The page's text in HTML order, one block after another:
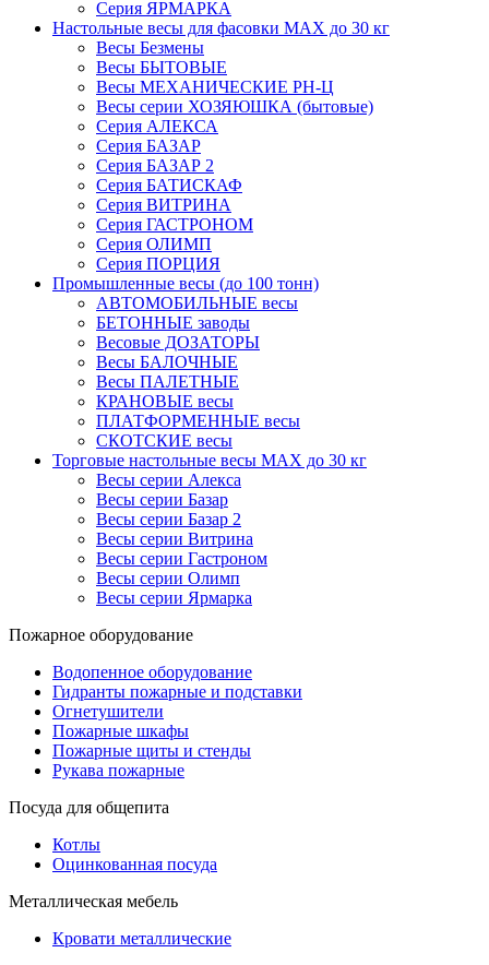
Серия ЯРМАРКА
Настольные весы для фасовки MAX до 30 кг
Весы Безмены
Весы БЫТОВЫЕ
Весы МЕХАНИЧЕСКИЕ РН-Ц
Весы серии ХОЗЯЮШКА (бытовые)
Серия АЛЕКСА
Серия БАЗАР
Серия БАЗАР 2
Серия БАТИСКАФ
Серия ВИТРИНА
Серия ГАСТРОНОМ
Серия ОЛИМП
Серия ПОРЦИЯ
Промышленные весы (до 100 тонн)
АВТОМОБИЛЬНЫЕ весы
БЕТОННЫЕ заводы
Весовые ДОЗАТОРЫ
Весы БАЛОЧНЫЕ
Весы ПАЛЕТНЫЕ
КРАНОВЫЕ весы
ПЛАТФОРМЕННЫЕ весы
СКОТСКИЕ весы
Торговые настольные весы MAX до 30 кг
Весы серии Алекса
Весы серии Базар
Весы серии Базар 2
Весы серии Витрина
Весы серии Гастроном
Весы серии Олимп
Весы серии Ярмарка
Пожарное оборудование
Водопенное оборудование
Гидранты пожарные и подставки
Огнетушители
Пожарные шкафы
Пожарные щиты и стенды
Рукава пожарные
Посуда для общепита
Котлы
Оцинкованная посуда
Металлическая мебель
Кровати металлические